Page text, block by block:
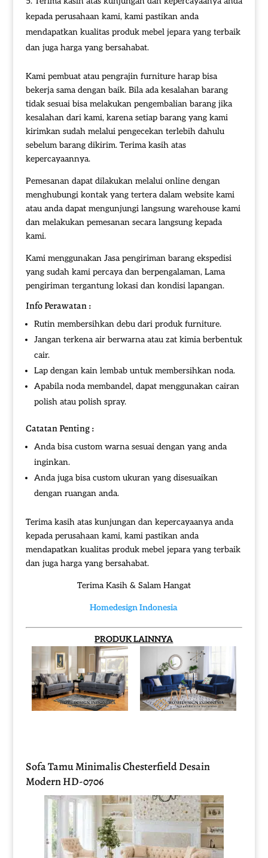
kepada perusahaan kami, kami pastikan anda
mendapatkan kualitas produk mebel jepara yang terbaik
dan juga harga yang bersahabat.
Kami pembuat atau pengrajin furniture harap bisa
bekerja sama dengan baik. Bila ada kesalahan barang
tidak sesuai bisa melakukan pengembalian barang jika
kesalahan dari kami, karena setiap barang yang kami
kirimkan sudah melalui pengecekan terlebih dahulu
sebelum barang dikirim. Terima kasih atas
kepercayaannya.
Pemesanan dapat dilakukan melalui online dengan
menghubungi kontak yang tertera dalam website kami
atau anda dapat mengunjungi langsung warehouse kami
dan melakukan pemesanan secara langsung kepada
kami.
Kami menggunakan Jasa pengiriman barang ekspedisi
yang sudah kami percaya dan berpengalaman, Lama
pengiriman tergantung lokasi dan kondisi lapangan.
Info Perawatan :
Rutin membersihkan debu dari produk furniture.
Jangan terkena air berwarna atau zat kimia berbentuk
cair.
Lap dengan kain lembab untuk membersihkan noda.
Apabila noda membandel, dapat menggunakan cairan
polish atau polish spray.
Catatan Penting :
Anda bisa custom warna sesuai dengan yang anda
inginkan.
Anda juga bisa custom ukuran yang disesuaikan
dengan ruangan anda.
Terima kasih atas kunjungan dan kepercayaanya anda
kepada perusahaan kami, kami pastikan anda
mendapatkan kualitas produk mebel jepara yang terbaik
dan juga harga yang bersahabat.
Terima Kasih & Salam Hangat
Homedesign Indonesia
PRODUK LAINNYA
Sofa Tamu Minimalis Chesterfield Desain
Modern HD-0706